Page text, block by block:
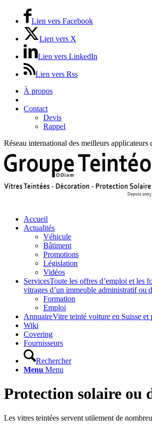
Lien vers Facebook
Lien vers X
Lien vers LinkedIn
Lien vers Rss
À propos
Contact
Devis
Rappel
Réseau international des meilleurs
Accueil
Actualités
Véhicule
Bâtiment
Promotions
Législation
Vidéos
ServicesToute les offres d’emploi et les
vitrages d’un immeuble administratif ou
Formation
Emploi
AnnuaireVitre teinté voiture en Suisse
Wiki
Covering
Fournisseurs
Rechercher
Menu Menu
Protection solaire ou
Les vitres teintées servent utilement de